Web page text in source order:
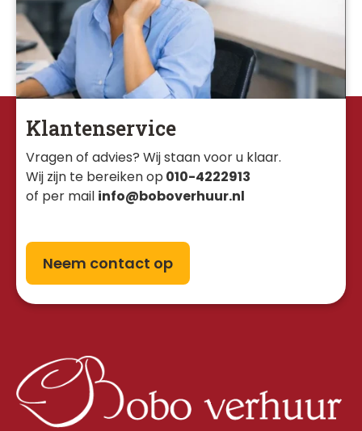
Klantenservice
Vragen of advies? Wij staan voor u klaar.
Wij zijn te bereiken op 010-4222913
of per mail info@boboverhuur.nl
Neem contact op